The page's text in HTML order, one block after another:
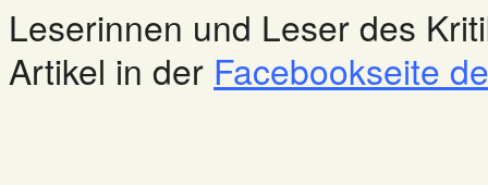
Leserinnen und Leser des
Artikel in der Facebookseite